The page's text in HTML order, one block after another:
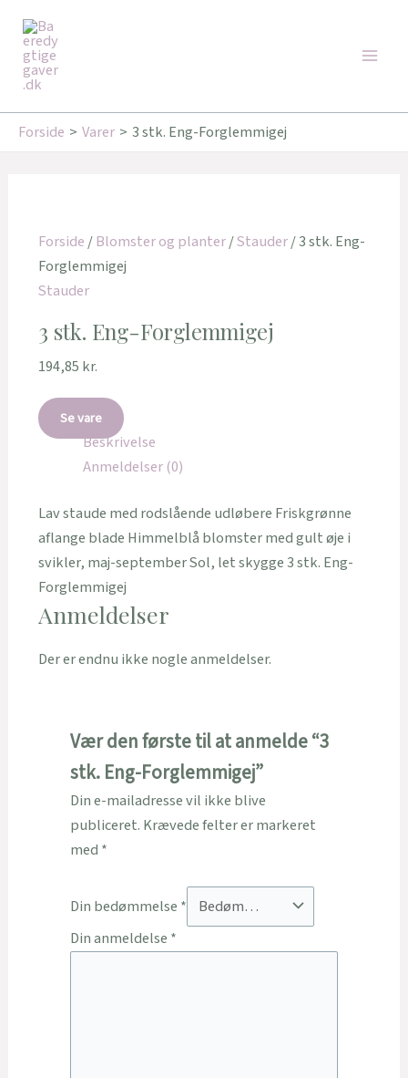
indholdet
Forside Varer 3 stk. Eng-Forglemmigej
Forside/Blomster og planter/Stauder/ 3 stk. Eng-
Forglemmigej
Stauder
3 stk. Eng-Forglemmigej
194,85 kr.
Se vare
Beskrivelse
Anmeldelser (0)
Lav staude med rodslående udløbere Friskgrønne
aflange blade Himmelblå blomster med gult øje i
svikler, maj-september Sol, let skygge 3 stk. Eng-
Forglemmigej
Anmeldelser
Der er endnu ikke nogle anmeldelser.
Vær den første til at anmelde “3
stk. Eng-Forglemmigej”
Din e-mailadresse vil ikke blive
publiceret. Krævede felter er markeret
med *
Din bedømmelse *
Din anmeldelse *